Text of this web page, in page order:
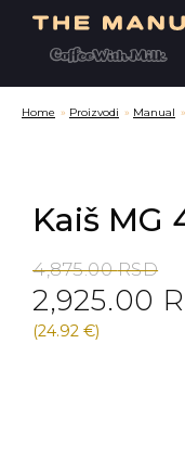
Home » Proizvodi » Manual »
Kaiš MG
4,875.00RSD
Original
price
was:
2,925.00
Current
price
is:
(24.92 €)